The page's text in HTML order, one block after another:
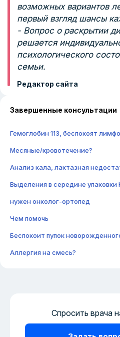
возможных вариантов
первый взгляд шансы
- Вопрос о раскрытии
решается
психологического
семьи.
Редактор сайта
Завершенные консультации
Гемоглобин 113, беспокоят
Месяные/кровотечение?
Анализ кала, лактазная
Выделения в середине упаковки
нужен онколог-ортопед
Чем помочь
Беспокоит пупок
Аллергия на смесь?
Спросить врача